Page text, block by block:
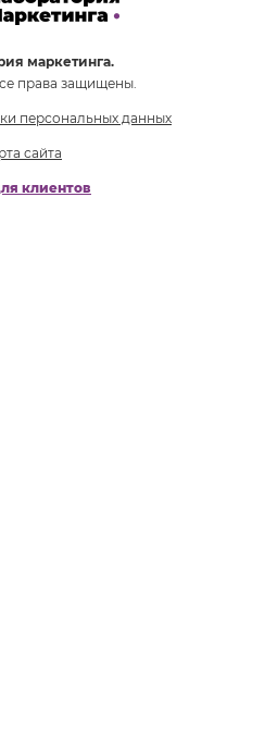
маркетинга.
права защищены.
персональных данных
сайта
клиентов